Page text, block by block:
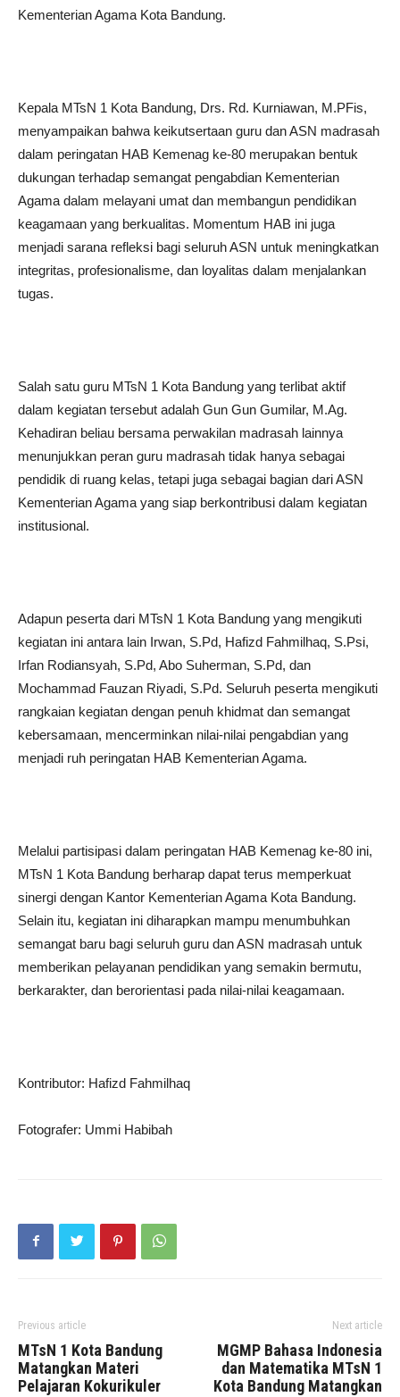
Kementerian Agama Kota Bandung.
Kepala MTsN 1 Kota Bandung, Drs. Rd. Kurniawan, M.PFis,
menyampaikan bahwa keikutsertaan guru dan ASN madrasah
dalam peringatan HAB Kemenag ke-80 merupakan bentuk
dukungan terhadap semangat pengabdian Kementerian
Agama dalam melayani umat dan membangun pendidikan
keagamaan yang berkualitas. Momentum HAB ini juga
menjadi sarana refleksi bagi seluruh ASN untuk meningkatkan
integritas, profesionalisme, dan loyalitas dalam menjalankan
tugas.
Salah satu guru MTsN 1 Kota Bandung yang terlibat aktif
dalam kegiatan tersebut adalah Gun Gun Gumilar, M.Ag.
Kehadiran beliau bersama perwakilan madrasah lainnya
menunjukkan peran guru madrasah tidak hanya sebagai
pendidik di ruang kelas, tetapi juga sebagai bagian dari ASN
Kementerian Agama yang siap berkontribusi dalam kegiatan
institusional.
Adapun peserta dari MTsN 1 Kota Bandung yang mengikuti
kegiatan ini antara lain Irwan, S.Pd, Hafizd Fahmilhaq, S.Psi,
Irfan Rodiansyah, S.Pd, Abo Suherman, S.Pd, dan
Mochammad Fauzan Riyadi, S.Pd. Seluruh peserta mengikuti
rangkaian kegiatan dengan penuh khidmat dan semangat
kebersamaan, mencerminkan nilai-nilai pengabdian yang
menjadi ruh peringatan HAB Kementerian Agama.
Melalui partisipasi dalam peringatan HAB Kemenag ke-80 ini,
MTsN 1 Kota Bandung berharap dapat terus memperkuat
sinergi dengan Kantor Kementerian Agama Kota Bandung.
Selain itu, kegiatan ini diharapkan mampu menumbuhkan
semangat baru bagi seluruh guru dan ASN madrasah untuk
memberikan pelayanan pendidikan yang semakin bermutu,
berkarakter, dan berorientasi pada nilai-nilai keagamaan.
Kontributor: Hafizd Fahmilhaq
Fotografer: Ummi Habibah
Previous article
MTsN 1 Kota Bandung
Matangkan Materi
Pelajaran Kokurikuler
Next article
MGMP Bahasa Indonesia
dan Matematika MTsN 1
Kota Bandung Matangkan